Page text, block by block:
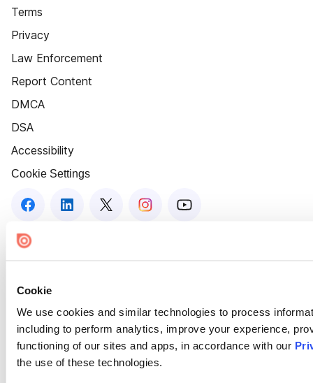
Cookie
We use cookies and similar technologies to process
including to perform analytics, improve your experience,
functioning of our sites and apps, in accordance with our
the use of these technologies.
Terms
Privacy
Law Enforcement
Report Content
DMCA
DSA
Accessibility
Cookie Settings